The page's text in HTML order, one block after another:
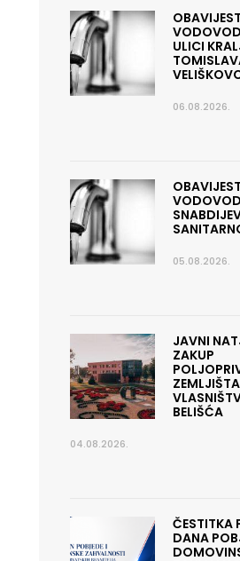
ULICI
06.08.2026.
05.08.2026.
JAVNI
ZAKUP
BELIŠĆA
04.08.2026.
ČESTITKA
DANA